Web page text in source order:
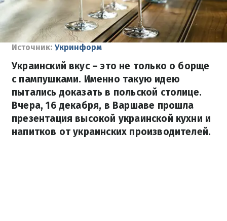
Источник: Укринформ
Украинский вкус – это не только о борще
с пампушками. Именно такую ​​идею
пытались доказать в польской столице.
Вчера, 16 декабря, в Варшаве прошла
презентация высокой украинской кухни и
напитков от украинских производителей.